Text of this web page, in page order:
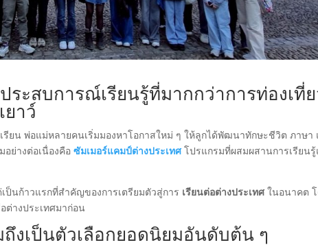
ระสบการณ์เรียนรู้ที่มากกว่าการท่องเที่
ยาว์
รียน พ่อแม่หลายคนเริ่มมองหาโอกาสใหม่ ๆ ให้ลูกได้พัฒนาทักษะชีวิต ภาษา
อย่างต่อเนื่องคือซัมเมอร์แคมป์ต่างประเทศโปรแกรมที่ผสมผสานการเรียนรู้
ป็นก้าวแรกที่สำคัญของการเตรียมตัวสู่การ เรียนต่อต่างประเทศในอนาคต
ต่างประเทศมาก่อน
งเป็นตัวเลือกยอดนิยมอันดับต้น ๆ